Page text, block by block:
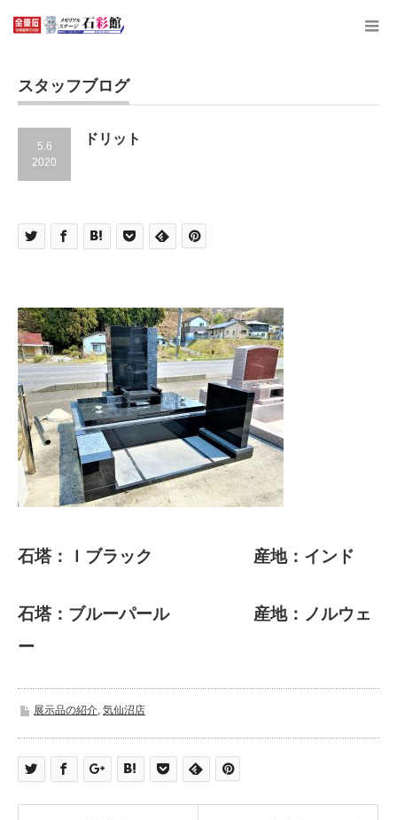
スタッフブログ
5.6
2020
ドリット
石塔：Ｉブラック 産地：インド
石塔：ブルーパール 産地：ノルウェ
ー
展示品の紹介, 気仙沼店